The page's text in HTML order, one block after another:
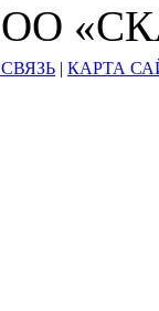
| КАРТА